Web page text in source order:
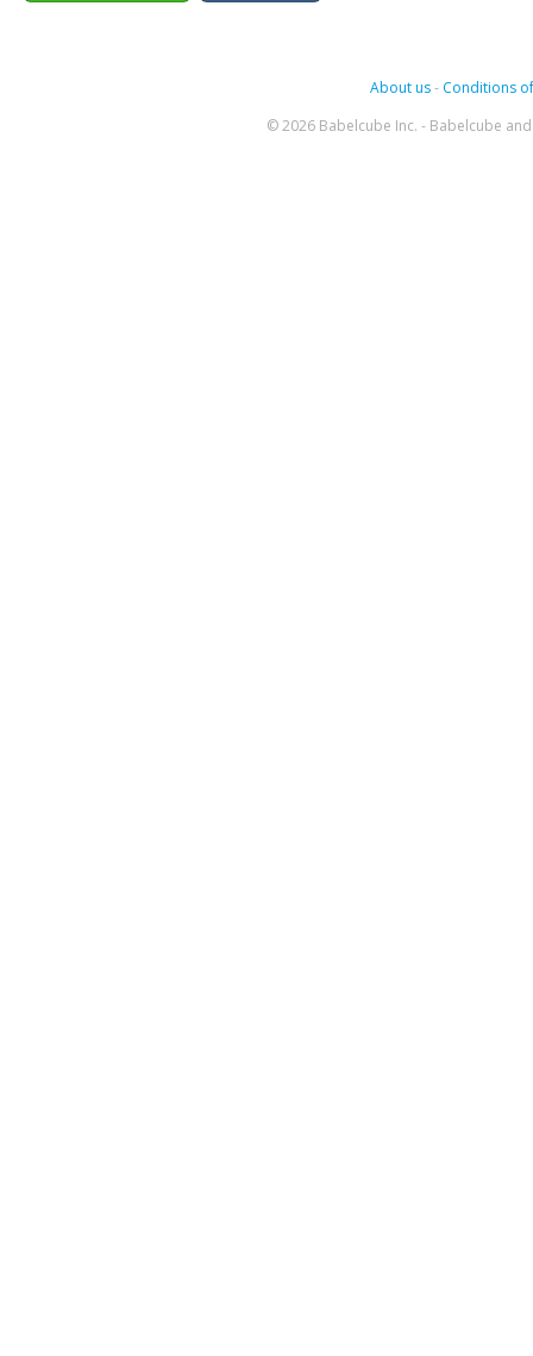
About us- Conditions
© 2026 Babelcube Inc. - Babelcube